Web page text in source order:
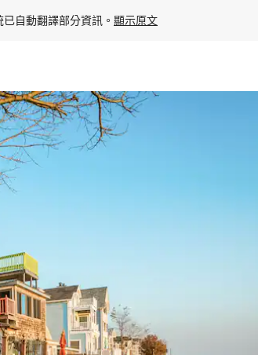
已自動翻譯部分資訊。 顯示原文